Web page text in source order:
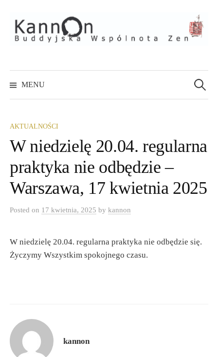
to
content
MENU
AKTUALNOŚCI
W niedzielę 20.04. regularna
praktyka nie odbędzie –
Warszawa, 17 kwietnia 2025
Posted on 17 kwietnia, 2025 by kannon
W niedzielę 20.04. regularna praktyka nie odbędzie się.
Życzymy Wszystkim spokojnego czasu.
kannon